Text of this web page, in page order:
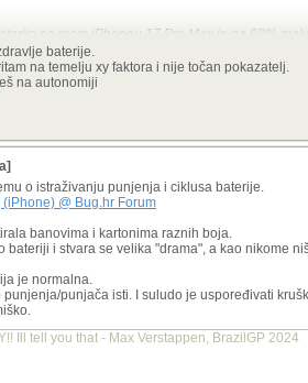
na mom iPhoneu 17 Pro Max je na 98%
ne radim ništa zahtjevno, uglavnom koristim
na 4G/Wi-Fi mreži, a koristim punjač od 20 W
degradacija baterije normalna za taj broj
lik je odradio dijagnostiku i kaže da je sve
5 mjeseci. Igra li starost baterije ulogu, tj. je li
baterije.
na temelju xy faktora i nije točan pokazatelj.
na autonomiji
o istraživanju punjenja i ciklusa baterije.
(iPhone) @ Bug.hr Forum
banovima i kartonima raznih boja.
bateriji i stvara se velika "drama", a kao nikome
je normalna.
punjača isti. I suludo je uspoređivati
Ill tell you that - Max Verstappen, BrazilGP 2024